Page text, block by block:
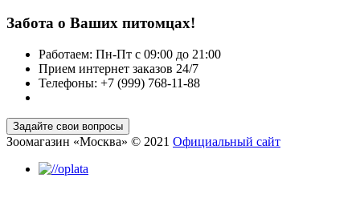
Забота о Ваших питомцах!
Работаем: Пн-Пт с 09:00 до 21:00
Прием интернет заказов 24/7
Телефоны: +7 (999) 768-11-88
Зоомагазин «Москва» © 2021 Официальный сайт